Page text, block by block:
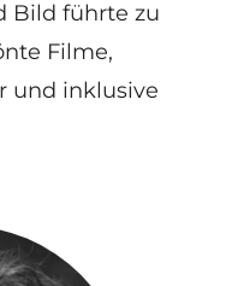
Bild führte zu
Filme,
und inklusive